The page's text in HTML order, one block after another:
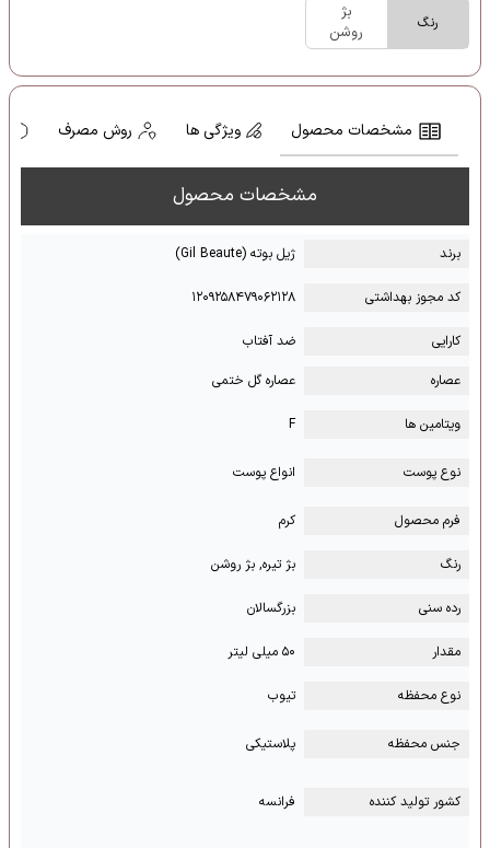
رنگ
بژ
روشن
مشخصات محصول ویژگی ها روش مصرف
مشخصات محصول
برند ژیل بوته (Gil Beaute)
کد مجوز بهداشتی ۱۲۰۹۲۵۸۴۷۹۰۶۲۱۲۸
کارایی
ضد آفتاب
عصاره
عصاره گل ختمی
ویتامین ها F
نوع پوست انواع پوست
فرم محصول کرم
رنگ بژ تیره, بژ روشن
رده سنی بزرگسالان
مقدار ۵۰ میلی لیتر
نوع محفظه تیوب
جنس محفظه پلاستیکی
کشور تولید کننده فرانسه